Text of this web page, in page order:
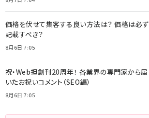
価格を伏せて集客する良い方法は？ 価格は必ず
記載すべき？
8月6日 7:05
祝・Web担創刊20周年！ 各業界の専門家から届
いたお祝いコメント（SEO編）
8月6日 7:05